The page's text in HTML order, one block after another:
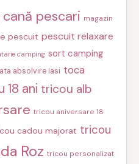
cană pescari magazin
pescuit pescuit relaxare
camping sort camping
absolvire Iasi toca
18 ani tricou alb
tricou aniversare 18
cadou majorat tricou
Roz tricou personalizat